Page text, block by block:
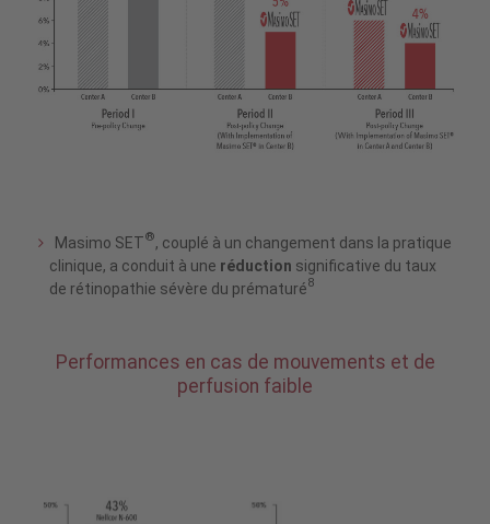
Masimo SET®, couplé à un changement dans la pratique
clinique, a conduit à une réduction significative du taux
de rétinopathie sévère du prématuré8
Performances en cas de mouvements et de
perfusion faible